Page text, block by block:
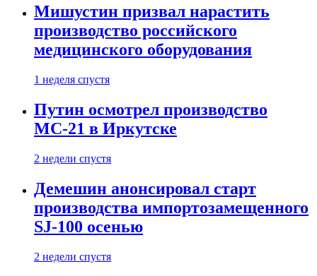
Мишустин призвал нарастить
производство российского
медицинского оборудования
1 неделя спустя
Путин осмотрел производство
МС-21 в Иркутске
2 недели спустя
Демешин анонсировал старт
производства импортозамещенного
SJ-100 осенью
2 недели спустя